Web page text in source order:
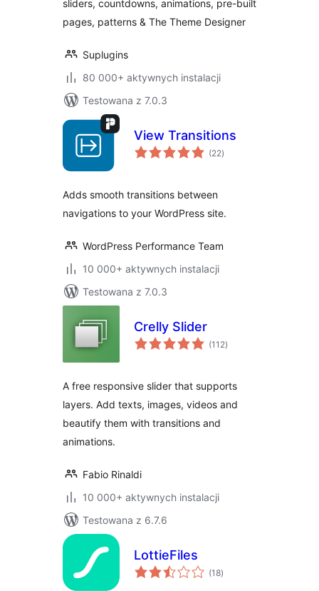
sliders, countdowns, animations, pre-built
pages, patterns & The Theme Designer
Suplugins
80 000+ aktywnych instalacji
Testowana z 7.0.3
View Transitions
(22wszystkich
ocen
)
Adds smooth transitions between
navigations to your WordPress site.
WordPress Performance Team
10 000+ aktywnych instalacji
Testowana z 7.0.3
Crelly Slider
(112wszystkich
ocen
)
A free responsive slider that supports
layers. Add texts, images, videos and
beautify them with transitions and
animations.
Fabio Rinaldi
10 000+ aktywnych instalacji
Testowana z 6.7.6
LottieFiles
(18wszystkich
ocen
)